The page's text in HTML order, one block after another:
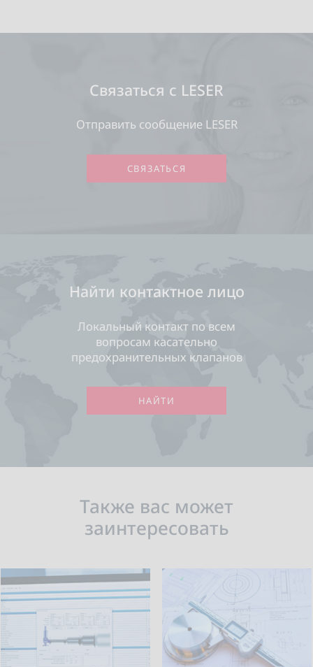
Связаться с LESER
Отправить сообщение LESER
СВЯЗАТЬСЯ
Найти контактное лицо
Локальный контакт по всем
вопросам касательно
предохранительных клапанов
НАЙТИ
Также вас может
заинтересовать